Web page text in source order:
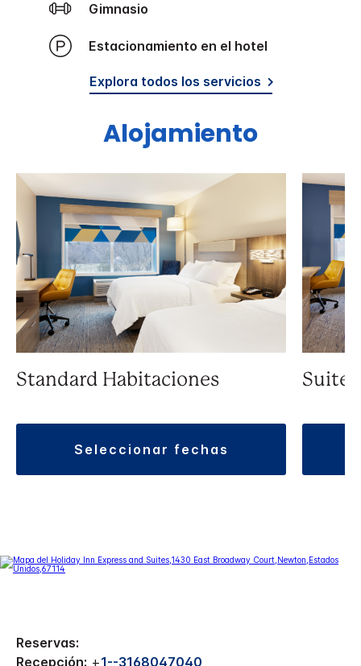
Gimnasio
Estacionamiento en el hotel
Explora todos los servicios
Alojamiento
Standard Habitaciones
seleccionar fechas
Suite
Reservas:
Recepción: +1--3168047040